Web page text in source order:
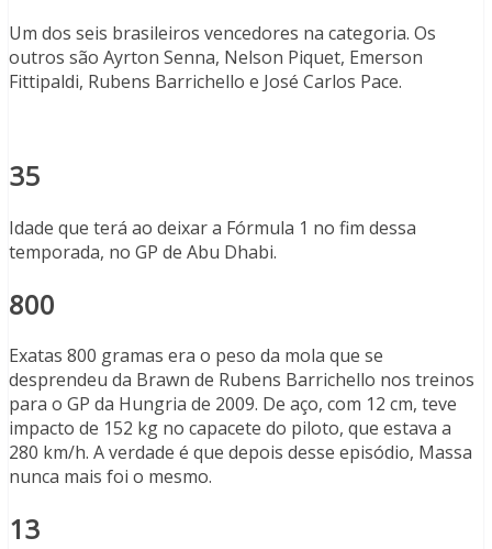
Um dos seis brasileiros vencedores na categoria. Os
outros são Ayrton Senna, Nelson Piquet, Emerson
Fittipaldi, Rubens Barrichello e José Carlos Pace.
35
Idade que terá ao deixar a Fórmula 1 no fim dessa
temporada, no GP de Abu Dhabi.
800
Exatas 800 gramas era o peso da mola que se
desprendeu da Brawn de Rubens Barrichello nos treinos
para o GP da Hungria de 2009. De aço, com 12 cm, teve
impacto de 152 kg no capacete do piloto, que estava a
280 km/h. A verdade é que depois desse episódio, Massa
nunca mais foi o mesmo.
13